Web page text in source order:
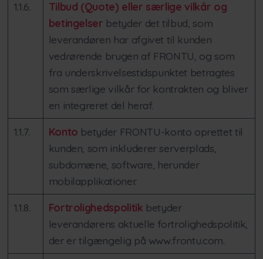
1.1.6.
Tilbud (Quote) eller særlige vilkår og
betingelser betyder det tilbud, som
leverandøren har afgivet til kunden
vedrørende brugen af FRONTU, og som
fra underskrivelsestidspunktet betragtes
som særlige vilkår for kontrakten og bliver
en integreret del heraf.
1.1.7. Konto betyder FRONTU-konto oprettet til
kunden, som inkluderer serverplads,
subdomæne, software, herunder
mobilapplikationer.
1.1.8. Fortrolighedspolitik betyder
leverandørens aktuelle fortrolighedspolitik,
der er tilgængelig på www.frontu.com.